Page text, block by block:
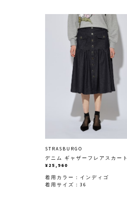
STRASBURGO
デニム ギャザーフレアスカート
¥25,960
着用カラー： インディゴ
着用サイズ：36